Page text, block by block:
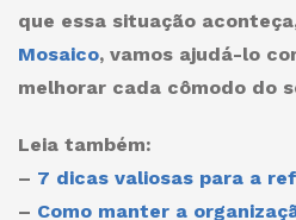
que essa situação
Mosaico, vamos ajudá-lo
melhorar cada cômodo do
Leia também:
– 7 dicas valiosas para a
– Como manter a